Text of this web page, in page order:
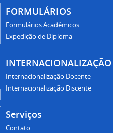
FORMULÁRIOS
Formulários Acadêmicos
Expedição de Diploma
INTERNACIONALIZAÇÃO
Internacionalização Docente
Internacionalização Discente
Serviços
Contato